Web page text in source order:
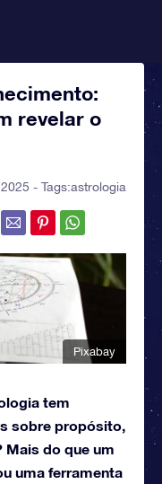
revelar o
- Tags:astrologia
Pixabay
tem
sobre propósito,
do que um
uma ferramenta